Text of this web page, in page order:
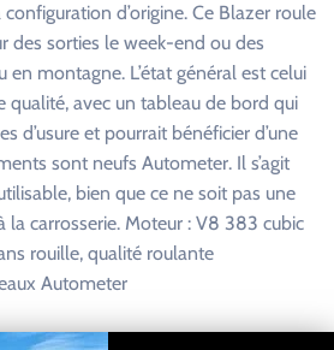
d’origine. Ce Blazer roule
des sorties le week-end ou des
en montagne. L’état général est celui
qualité, avec un tableau de bord qui
d’usure et pourrait bénéficier d’une
sont neufs Autometer. Il s’agit
bien que ce ne soit pas une
la carrosserie. Moteur : V8 383 cubic
rouille, qualité roulante
Autometer